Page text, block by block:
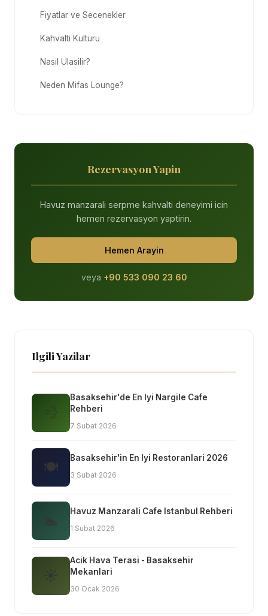
Fiyatlar ve Secenekler
Kahvalti Kulturu
Nasil Ulasilir?
Neden Mifas Lounge?
Rezervasyon Yapin
Havuz manzarali serpme kahvalti deneyimi icin
hemen rezervasyon yaptirin.
Hemen Arayin
veya +90 533 090 23 60
Ilgili Yazilar
💨
Basaksehir'de En Iyi Nargile Cafe
Rehberi
7 Subat 2026
🍽
Basaksehir'in En Iyi Restoranlari 2026
3 Subat 2026
🏊
Havuz Manzarali Cafe Istanbul Rehberi
1 Subat 2026
☀
Acik Hava Terasi - Basaksehir
Mekanlari
30 Ocak 2026